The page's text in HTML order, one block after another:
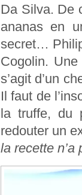
Da Silva. De
ananas en
secret…
Cogolin.
s’agit d’un
Il faut de
la truffe, du
redouter un
la recette n’a